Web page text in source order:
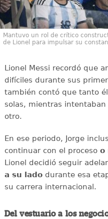
Mantuvo un rol de crítico
de Lionel para impulsar su
Lionel Messi recordó que
difíciles durante sus
también contó que tanto
solas, mientras
otro.
En ese periodo, Jorge
continuar con el proceso o
Lionel decidió seguir
a su ladodurante esa
su carrera internacional.
Del vestuario a los